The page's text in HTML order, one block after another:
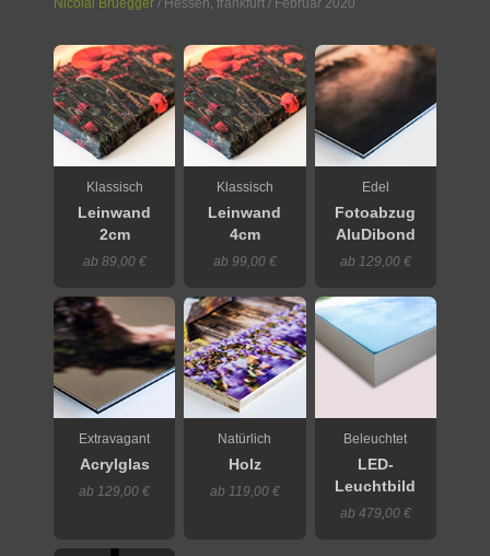
Klassisch
Leinwand
2cm
ab 89,00 €
Klassisch
Leinwand
4cm
ab 99,00 €
Edel
Fotoabzug
AluDibond
ab 129,00 €
Extravagant
Acrylglas
ab 129,00 €
Natürlich
Holz
ab 119,00 €
Beleuchtet
LED-
Leuchtbild
ab 479,00 €